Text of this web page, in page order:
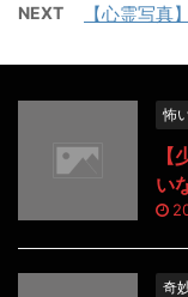
NEXT 【心霊写真
怖
い
奇